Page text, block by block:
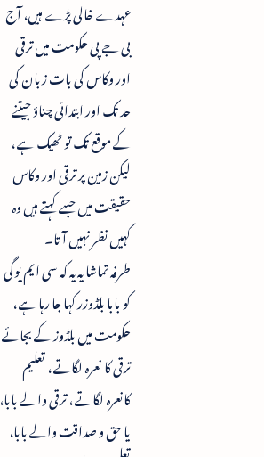
عہدے خالی پڑے ہیں، آج
بی جے پی حکومت میں ترقی
اور وکاس کی بات زبان کی
حد تک اور ابتدائی چناؤ جیتنے
کے موقع تک تو ٹھیک ہے ،
لیکن زمین پر ترقی اور وکاس
حقیقت میں جسے کہتے ہیں وہ
کہیں نظر نہیں آتا۔
طرفہ تماشا یہ یہ کہ سی ایم یوگی
کو بابا بلڈوزر کہا جا رہا ہے ،
حکومت میں بلڈوز کے بجائے
ترقی کا نعرہ لگاتے ، تعلیم
کانعرہ لگاتے ، ترقی والے بابا،
یا حق و صداقت والے بابا،